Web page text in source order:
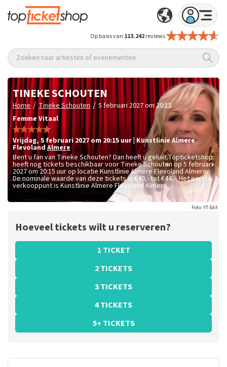
Op basis van 113.242reviews
Zoeken naar artiesten of evenementen
TINEKE SCHOUTEN
Home / Tineke Schouten / 5 februari 2027 om 20:15
Femme Vitaal
vrijdag, 5 februari 2027 om 20:15 uur |Kunstlinie Almere
Flevoland Almere
Bent u fan van Tineke Schouten? Dan heeft u geluk! Topticketshop
heeft nog tickets beschikbaar voor Tineke Schouten op 5 februari
2027 om 20:15 uur op locatie Kunstlinie Almere Flevoland Almere.
De nominale waarde van deze tickets is €40,- tot €44,-. Het eerste
verkooppunt is Kunstlinie Almere Flevoland Almere.
Foto: YT Edit
Hoeveel tickets wilt u reserveren?
1 TICKET
2 TICKETS
3 TICKETS
4 TICKETS
5+ TICKETS